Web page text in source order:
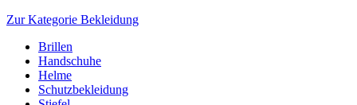
Zur Kategorie Bekleidung
Brillen
Handschuhe
Helme
Schutzbekleidung